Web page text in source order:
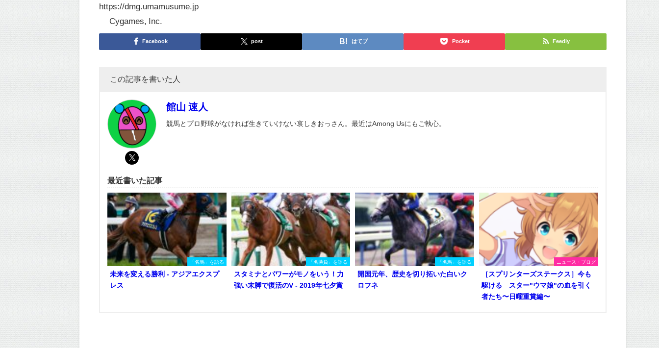
https://dmg.umamusume.jp
© Cygames, Inc.
Facebook post はてブ Pocket Feedly
この記事を書いた人
館山 速人
競馬とプロ野球がなければ生きていけない哀しきおっさん。最近はAmong Usにもご執心。
最近書いた記事
「名馬」を語る
未来を変える勝利 - アジアエクスプ
レス
「名勝負」を語る
スタミナとパワーがモノをいう！力
強い末脚で復活のV - 2019年七夕賞
「名馬」を語る
開国元年、歴史を切り拓いた白いク
ロフネ
ニュース・ブログ
［スプリンターズステークス］今も
駆ける スター"ウマ娘"の血を引く
者たち〜日曜重賞編〜